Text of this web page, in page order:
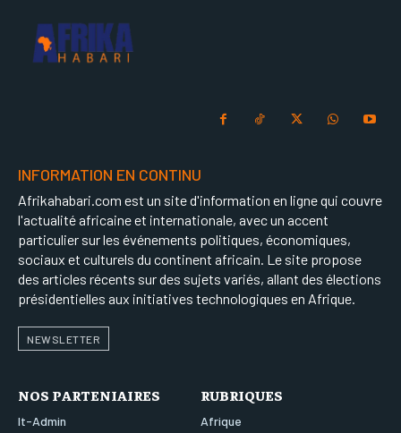
INFORMATION EN CONTINU
Afrikahabari.com est un site d'information en ligne qui couvre
l'actualité africaine et internationale, avec un accent
particulier sur les événements politiques, économiques,
sociaux et culturels du continent africain. Le site propose
des articles récents sur des sujets variés, allant des élections
présidentielles aux initiatives technologiques en Afrique.
NEWSLETTER
NOS PARTENIAIRES
It-Admin
RUBRIQUES
Afrique